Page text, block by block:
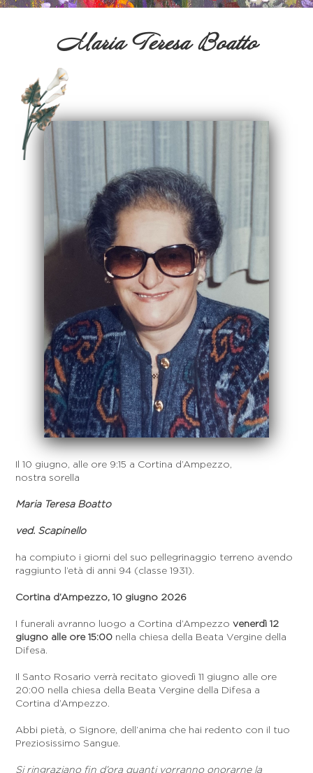
Maria Teresa Boatto
Il 10 giugno, alle ore 9:15 a Cortina d’Ampezzo,
nostra sorella
Maria Teresa Boatto
ved. Scapinello
ha compiuto i giorni del suo pellegrinaggio terreno avendo
raggiunto l’età di anni 94 (classe 1931).
Cortina d’Ampezzo, 10 giugno 2026
I funerali avranno luogo a Cortina d’Ampezzovenerdì 12
giugno alle ore 15:00 nella chiesa della Beata Vergine della
Difesa.
Il Santo Rosario verrà recitato giovedì 11 giugno alle ore
20:00 nella chiesa della Beata Vergine della Difesa a
Cortina d’Ampezzo.
Abbi pietà, o Signore, dell’anima che hai redento con il tuo
Preziosissimo Sangue.
Si ringraziano fin d’ora quanti vorranno onorarne la